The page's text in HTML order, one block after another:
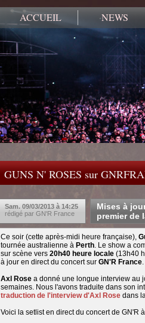
ACCUEIL NEWS
GUNS N' ROSES sur
Sam. 09/03/2013 à 14:25
rédigé par GN'R France
Mises à
premier de
Ce soir (cette après-midi heure française),
tournée australienne à Perth. Le show a
sur scène vers 20h40 heure locale (13h40
à jour en direct du concert sur GN'R France.
Axl Rose a donné une longue interview au
semaines. Nous l'avons traduite dans son
traduction de l'interview d'Axl Rose dans
Voici la setlist en direct du concert de GN'R à